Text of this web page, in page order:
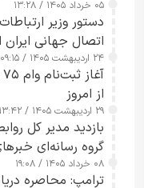
۰۵ خرداد ۱۴۰۵ / ۱۳:۲۸
دستور وزیر
اتصال جهانی
کامل مردم تا ۲۴ ساعت آینده
۲۴ اردیبهشت ۱۴۰۵ / ۰۹:۱۵
از امروز
۲۹ اردیبهشت ۱۴۰۵ / ۱۳:۴۲
بازدید مدیر کل
گروه رسانه‌ای
رسانه‌های هوشمند
۰۸ خرداد ۱۴۰۵ / ۱۹:۰۸
ترامپ: محاصره